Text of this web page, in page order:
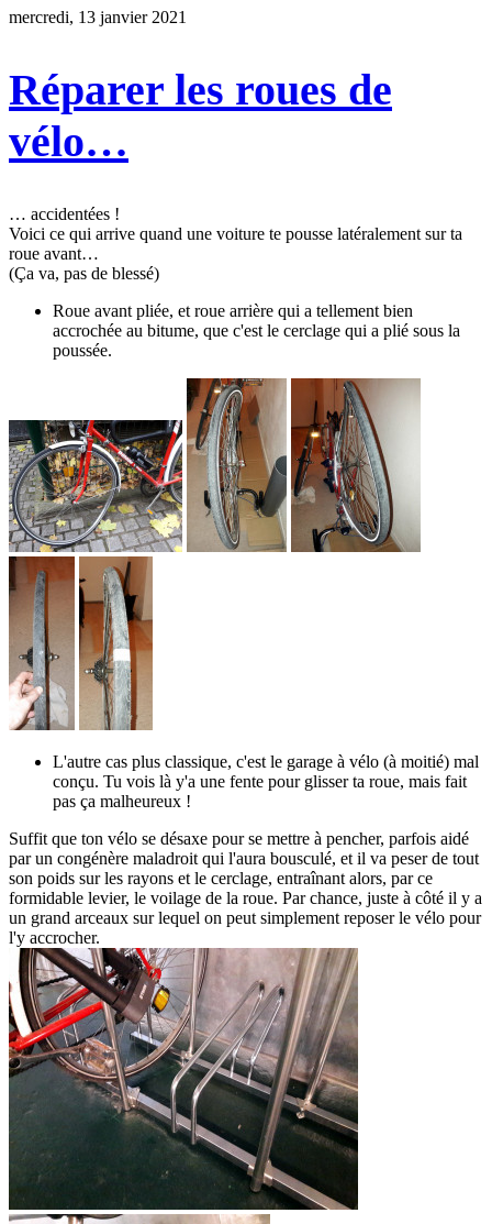
mercredi, 13 janvier 2021
Réparer les roues de
vélo…
… accidentées !
Voici ce qui arrive quand une voiture te pousse latéralement sur ta
roue avant…
(Ça va, pas de blessé)
Roue avant pliée, et roue arrière qui a tellement bien
accrochée au bitume, que c'est le cerclage qui a plié sous la
poussée.
L'autre cas plus classique, c'est le garage à vélo (à moitié) mal
conçu. Tu vois là y'a une fente pour glisser ta roue, mais fait
pas ça malheureux !
Suffit que ton vélo se désaxe pour se mettre à pencher, parfois aidé
par un congénère maladroit qui l'aura bousculé, et il va peser de tout
son poids sur les rayons et le cerclage, entraînant alors, par ce
formidable levier, le voilage de la roue. Par chance, juste à côté il y a
un grand arceaux sur lequel on peut simplement reposer le vélo pour
l'y accrocher.